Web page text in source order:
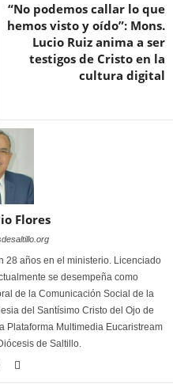
“No podemos callar lo que
hemos visto y oído”: Mons.
Lucio Ruiz anima a ser
testigos de Cristo en la
cultura digital
Flores
28 años en el ministerio. Licenciado
se desempeña como
de la Comunicación Social de la
del Santísimo Cristo del Ojo de
Plataforma Multimedia Eucaristream
de Saltillo.